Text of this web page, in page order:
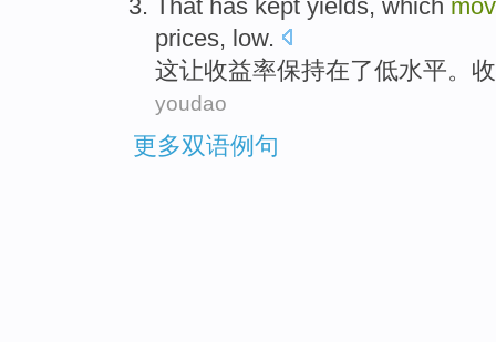
That has kept yields, which
prices, low.
这让收益率保持在了低水平。
youdao
更多双语例句